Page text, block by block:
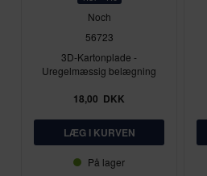
Noch
56723
3D-Kartonplade -
Uregelmæssig belægning
18,00 DKK
På lager